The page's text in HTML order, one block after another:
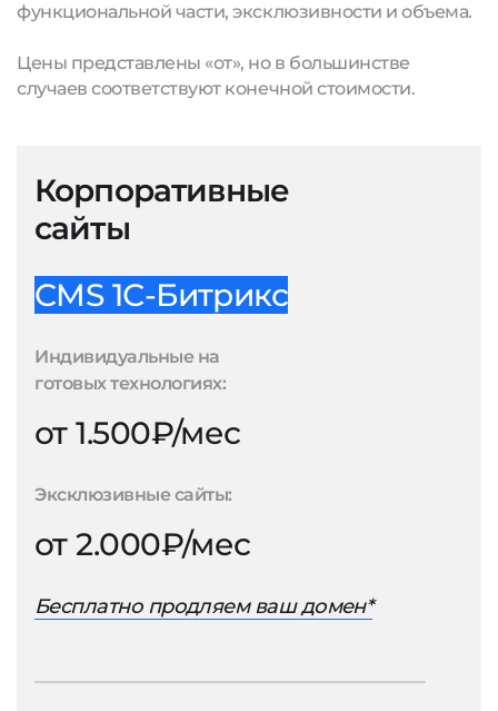
функциональной части, эксклюзивности и объема.
Цены представлены «от», но в большинстве
случаев соответствуют конечной стоимости.
Корпоративные
сайты
CMS 1С-Битрикс
Индивидуальные на
готовых технологиях:
от 1.500₽/мес
Эксклюзивные сайты:
от 2.000₽/мес
Бесплатно продляем ваш домен*